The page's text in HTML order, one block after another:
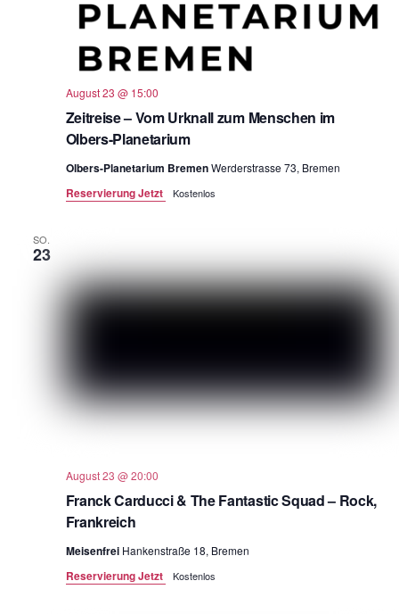
Zeitreise – Vom Urknall zum Menschen im
Olbers-Planetarium
August 23 @ 15:00
Olbers-Planetarium BremenWerderstrasse 73, Bremen
Reservierung Jetzt Kostenlos
SO.
23
Franck Carducci & The Fantastic Squad – Rock,
Frankreich
August 23 @ 20:00
Meisenfrei Hankenstraße 18, Bremen
Reservierung Jetzt Kostenlos